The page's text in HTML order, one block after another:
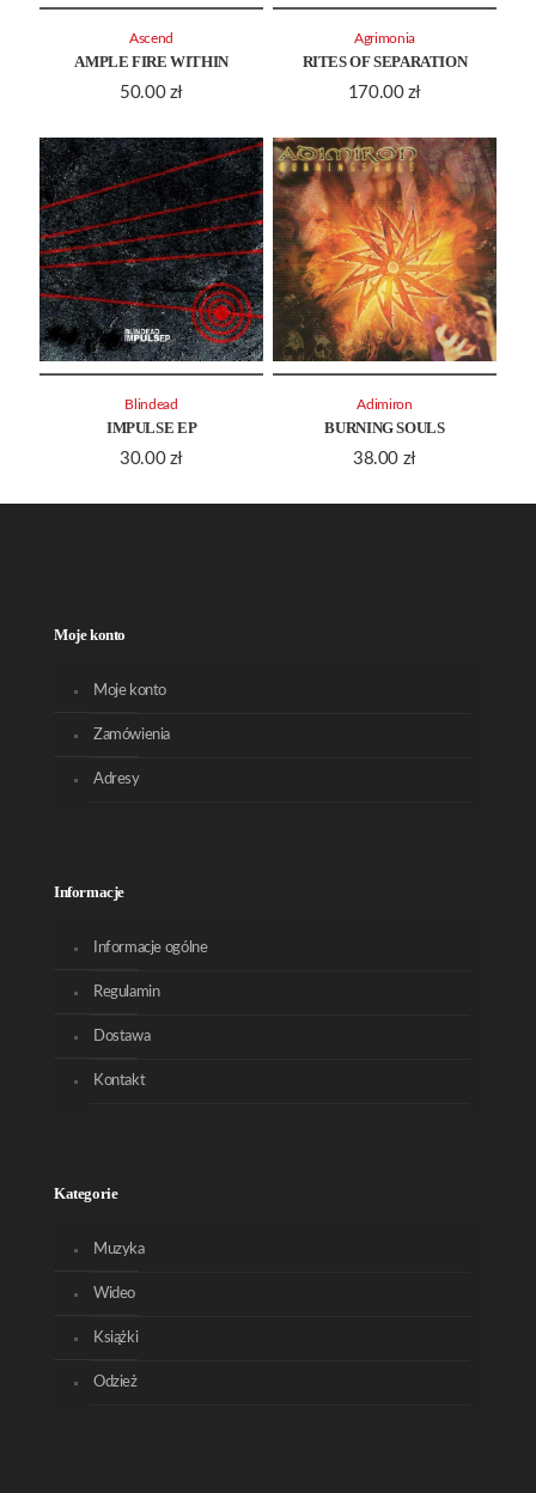
AMPLE FIRE WITHIN
50.00 zł
Ascend
RITES OF SEPARATION
170.00 zł
Agrimonia
IMPULSE EP
30.00 zł
Blindead
BURNING SOULS
38.00 zł
Adimiron
Moje konto
Moje konto
Zamówienia
Adresy
Informacje
Informacje ogólne
Regulamin
Dostawa
Kontakt
Kategorie
Muzyka
Wideo
Książki
Odzież